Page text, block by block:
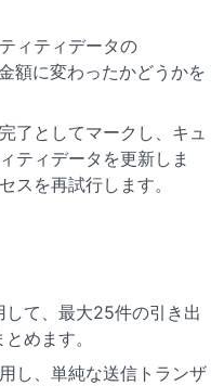
ィティデータの
額に変わったかどうかを
了としてマークし、キュ
ティデータを更新しま
スを再試行します。
て、最大25件の引き出
めます。
し、単純な送信トランザ